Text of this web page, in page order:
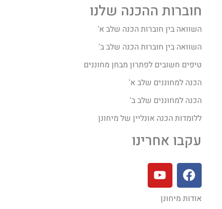
חוברות ההכנה שלנו
השוואה בין חוברות הכנה שלב א'
השוואה בין חוברות הכנה שלב ב'
טיפים חשובים לפתרון מבחן מחוננים
הכנה למחוננים שלב א'
הכנה למחוננים שלב ב'
ללומדות הכנה אונליין של מיחונן
עקבו אחרינו
אודות מיחונן